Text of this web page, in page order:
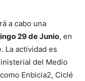
a cabo una
29 de Junio, en
La actividad es
del Medio
Enbicia2, Ciclé